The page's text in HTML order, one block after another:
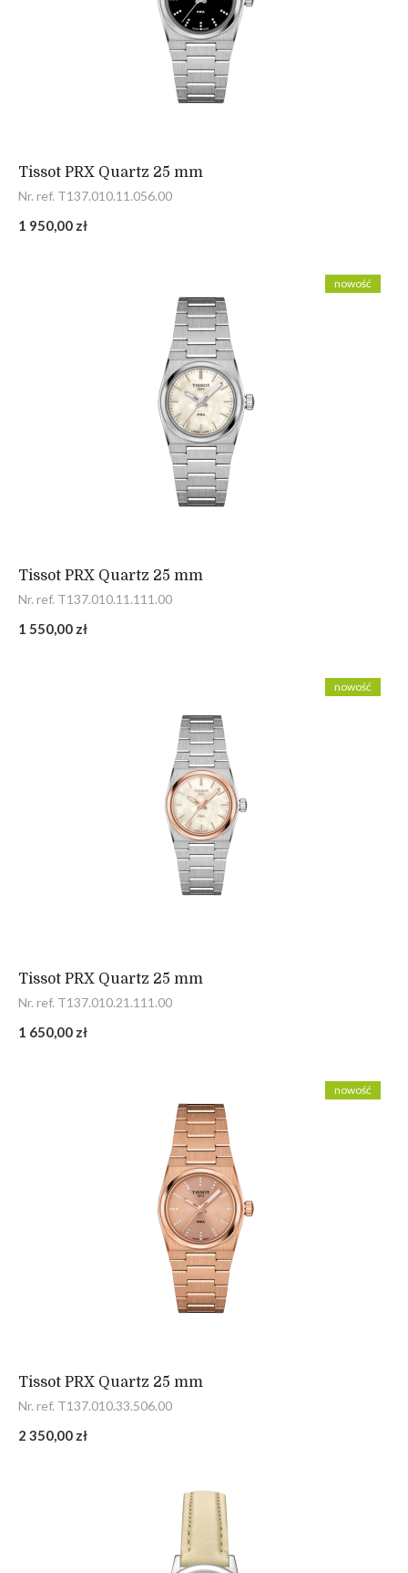
Tissot PRX Quartz 25 mm
Nr. ref. T137.010.11.056.00
1 950,00 zł
Tissot PRX Quartz 25 mm
Nr. ref. T137.010.11.111.00
1 550,00 zł
nowość
Tissot PRX Quartz 25 mm
Nr. ref. T137.010.21.111.00
1 650,00 zł
nowość
Tissot PRX Quartz 25 mm
Nr. ref. T137.010.33.506.00
2 350,00 zł
nowość